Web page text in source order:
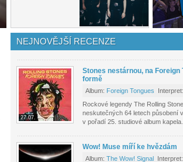
NEJNOVĚJŠÍ RECENZE
27.07.
Stones nestárnou, na
formě
Album: Foreign Tongues Interpret:
Rockové legendy The Rolling
neskutečných 64 letech působení
v pořadí 25. studiové album kapela...
Wow! Muse míří ke hvězdám
Album: The Wow! Signal Interpret: